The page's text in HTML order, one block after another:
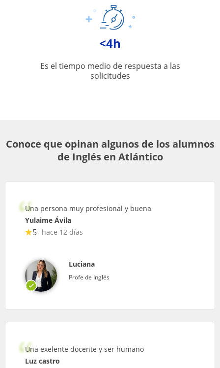
<4h
Es el tiempo medio de respuesta a las
solicitudes
Conoce que opinan algunos de los alumnos
de Inglés en Atlántico
Una persona muy profesional y buena
Yulaime Ávila
5 hace 12 días
Luciana
Profe de Inglés
Una exelente docente y ser humano
Luz castro